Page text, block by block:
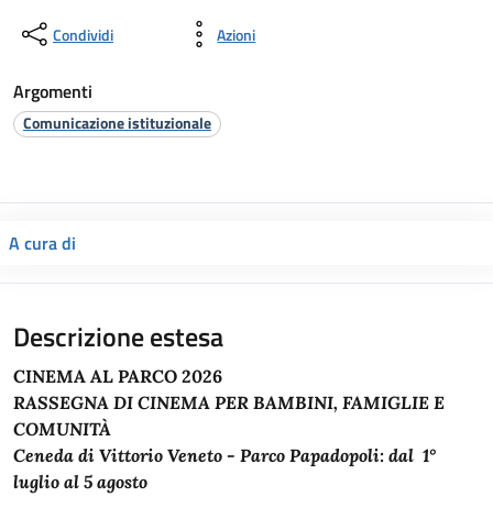
Condividi Azioni
Argomenti
Comunicazione istituzionale
A cura di
Descrizione estesa
CINEMA AL PARCO 2026
RASSEGNA DI CINEMA PER BAMBINI, FAMIGLIE E
COMUNITÀ
Ceneda di Vittorio Veneto - Parco Papadopoli: dal 1°
luglio al 5 agosto